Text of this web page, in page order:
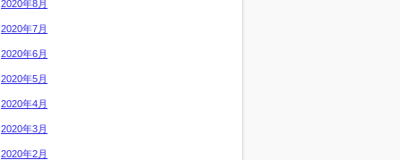
2020年8月
2020年7月
2020年6月
2020年5月
2020年4月
2020年3月
2020年2月